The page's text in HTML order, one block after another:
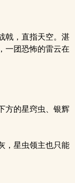
戟，直指天空。湛
一团恐怖的雷云在
方的星窍虫、银辉
，星虫领主也只能